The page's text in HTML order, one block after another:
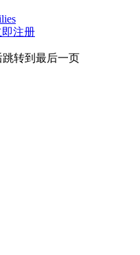
即注册
跳转到最后一页